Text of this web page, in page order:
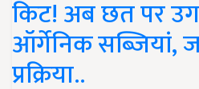
किट! अब छत पर
ऑर्गेनिक सब्जियां,
प्रक्रिया..